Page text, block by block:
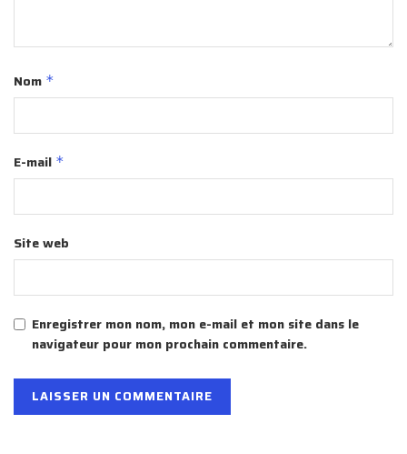
Nom *
E-mail *
Site web
Enregistrer mon nom, mon e-mail et mon site dans le
navigateur pour mon prochain commentaire.